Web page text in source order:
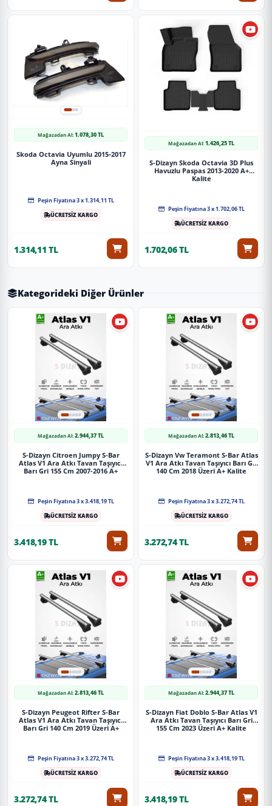
Mağazadan Al:1.078,30 TL
Skoda Octavia Uyumlu 2015-2017
Ayna Sinyali
Peşin Fiyatına 3 x 1.314,11 TL
ÜCRETSİZ KARGO
1.314,11 TL
Mağazadan Al:1.426,25 TL
S-Dizayn Skoda Octavia 3D Plus
Havuzlu Paspas 2013-2020 A+
Kalite
Peşin Fiyatına 3 x 1.702,06 TL
ÜCRETSİZ KARGO
1.702,06 TL
Kategorideki Diğer Ürünler
Mağazadan Al:2.944,37 TL
S-Dizayn Citroen Jumpy S-Bar
Atlas V1 Ara Atkı Tavan Taşıyıcı
Barı Gri 155 Cm 2007-2016 A+
Peşin Fiyatına 3 x 3.418,19 TL
ÜCRETSİZ KARGO
3.418,19 TL
Mağazadan Al:2.813,46 TL
S-Dizayn Vw Teramont S-Bar Atlas
V1 Ara Atkı Tavan Taşıyıcı Barı Gri
140 Cm 2018 Üzeri A+ Kalite
Peşin Fiyatına 3 x 3.272,74 TL
ÜCRETSİZ KARGO
3.272,74 TL
Mağazadan Al:2.813,46 TL
S-Dizayn Peugeot Rifter S-Bar
Atlas V1 Ara Atkı Tavan Taşıyıcı
Barı Gri 140 Cm 2019 Üzeri A+
Peşin Fiyatına 3 x 3.272,74 TL
ÜCRETSİZ KARGO
3.272,74 TL
Mağazadan Al:2.944,37 TL
S-Dizayn Fiat Doblo S-Bar Atlas V1
Ara Atkı Tavan Taşıyıcı Barı Gri
155 Cm 2023 Üzeri A+ Kalite
Peşin Fiyatına 3 x 3.418,19 TL
ÜCRETSİZ KARGO
3.418,19 TL